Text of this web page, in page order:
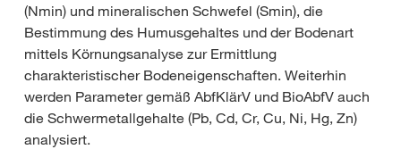
(Nmin) und mineralischen Schwefel (Smin), die
Bestimmung des Humusgehaltes und der Bodenart
mittels Körnungsanalyse zur Ermittlung
charakteristischer Bodeneigenschaften. Weiterhin
werden Parameter gemäß AbfKlärV und BioAbfV auch
die Schwermetallgehalte (Pb, Cd, Cr, Cu, Ni, Hg, Zn)
analysiert.